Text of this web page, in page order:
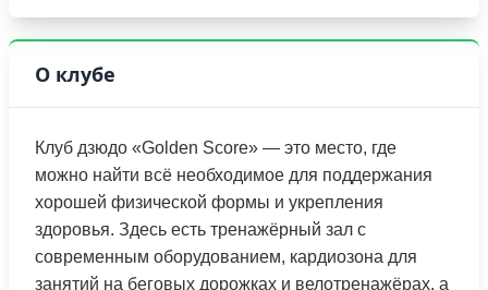
О клубе
Клуб дзюдо «Golden Score» — это место, где
можно найти всё необходимое для поддержания
хорошей физической формы и укрепления
здоровья. Здесь есть тренажёрный зал с
современным оборудованием, кардиозона для
занятий на беговых дорожках и велотренажёрах, а